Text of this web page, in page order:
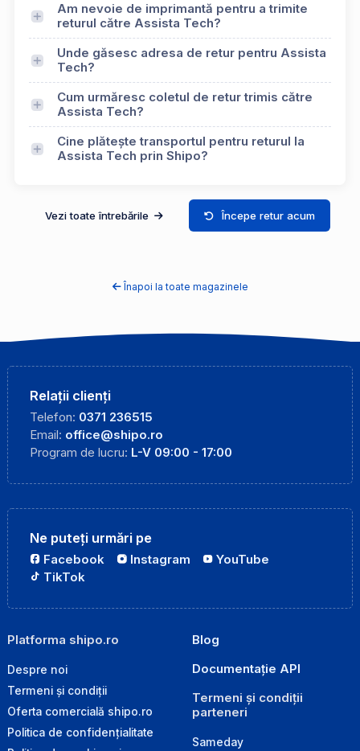
Am nevoie de imprimantă pentru a trimite
returul către Assista Tech?
Unde găsesc adresa de retur pentru Assista
Tech?
Cum urmăresc coletul de retur trimis către
Assista Tech?
Cine plătește transportul pentru returul la
Assista Tech prin Shipo?
Vezi toate întrebările Începe retur acum
Înapoi la toate magazinele
Relații clienți
Telefon: 0371 236515
Email: office@shipo.ro
Program de lucru: L-V 09:00 - 17:00
Ne puteți urmări pe
Facebook Instagram
YouTube
TikTok
Platforma shipo.ro
Despre noi
Termeni și condiții
Oferta comercială shipo.ro
Politica de confidențialitate
Blog
Documentație API
Termeni și condiții
parteneri
Sameday